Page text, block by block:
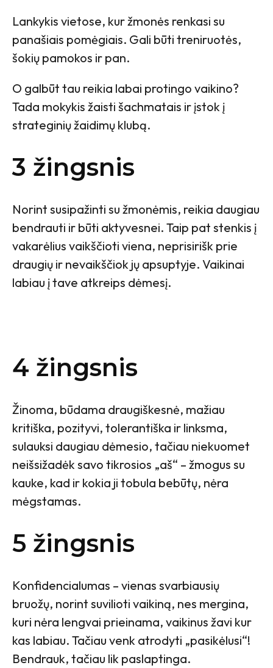
Lankykis vietose, kur žmonės renkasi su
panašiais pomėgiais. Gali būti treniruotės,
šokių pamokos ir pan.
O galbūt tau reikia labai protingo vaikino?
Tada mokykis žaisti šachmatais ir įstok į
strateginių žaidimų klubą.
3 žingsnis
Norint susipažinti su žmonėmis, reikia daugiau
bendrauti ir būti aktyvesnei. Taip pat stenkis į
vakarėlius vaikščioti viena, neprisirišk prie
draugių ir nevaikščiok jų apsuptyje. Vaikinai
labiau į tave atkreips dėmesį.
4 žingsnis
Žinoma, būdama draugiškesnė, mažiau
kritiška, pozityvi, tolerantiška ir linksma,
sulauksi daugiau dėmesio, tačiau niekuomet
neišsižadėk savo tikrosios „aš“ – žmogus su
kauke, kad ir kokia ji tobula bebūtų, nėra
mėgstamas.
5 žingsnis
Konfidencialumas – vienas svarbiausių
bruožų, norint suvilioti vaikiną, nes mergina,
kuri nėra lengvai prieinama, vaikinus žavi kur
kas labiau. Tačiau venk atrodyti „pasikėlusi“!
Bendrauk, tačiau lik paslaptinga.